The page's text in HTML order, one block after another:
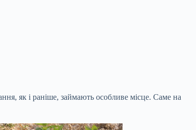
як і раніше, займають особливе місце. Саме на